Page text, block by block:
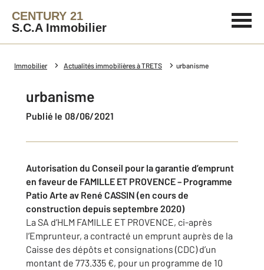
CENTURY 21
S.C.A Immobilier
Immobilier Actualités immobilières à TRETS urbanisme
urbanisme
Publié le 08/06/2021
Autorisation du Conseil pour la garantie d’emprunt
en faveur de FAMILLE ET PROVENCE – Programme
Patio Arte av René CASSIN (en cours de
construction depuis septembre 2020)
La SA d’HLM FAMILLE ET PROVENCE, ci-après
l’Emprunteur, a contracté un emprunt auprès de la
Caisse des dépôts et consignations (CDC) d’un
montant de 773.335 €, pour un programme de 10